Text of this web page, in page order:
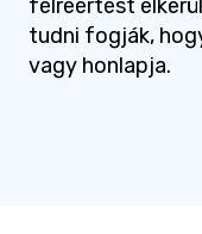
félreértést
tudni fogják,
vagy honlapja.